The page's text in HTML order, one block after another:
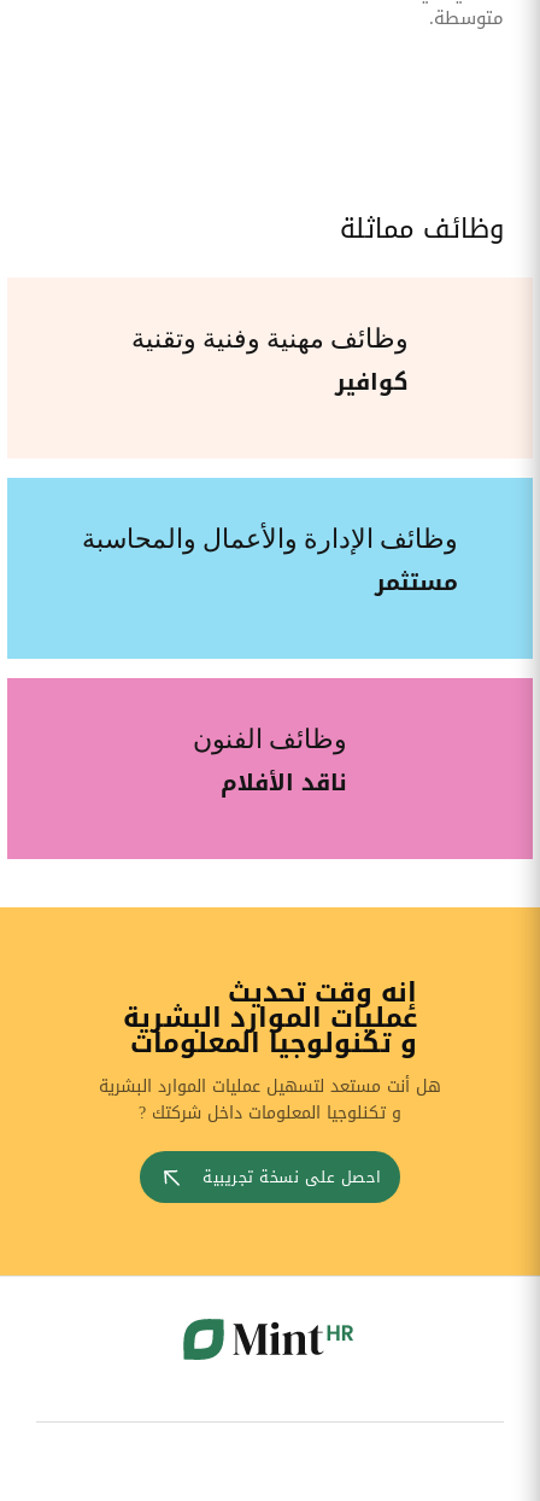
متوسطة.
وظائف مماثلة
وظائف مهنية وفنية وتقنية
كوافير
وظائف الإدارة والأعمال والمحاسبة
مستثمر
وظائف الفنون
ناقد الأفلام
إنه وقت تحديث
عمليات الموارد البشرية
و تكنولوجيا المعلومات
هل أنت مستعد لتسهيل عمليات الموارد البشرية
و تكنلوجيا المعلومات داخل شركتك ?
احصل على نسخة تجريبية